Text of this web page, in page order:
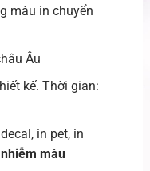
màu in chuyển
Âu
kế. Thời gian:
in pet, in
màu